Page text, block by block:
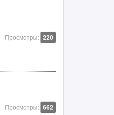
Просмотры: 220
Просмотры: 662